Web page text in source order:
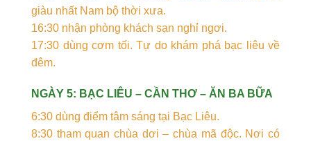
giàu nhất Nam bộ thời xưa.
16:30 nhận phòng khách sạn nghỉ ngơi.
17:30 dùng cơm tối. Tự do khám phá bạc liêu về
đêm.
NGÀY 5: BẠC LIÊU – CẦN THƠ – ĂN BA BỮA
6:30 dùng điểm tâm sáng tại Bạc Liêu.
8:30 tham quan chùa dơi – chùa mã độc. Nơi có